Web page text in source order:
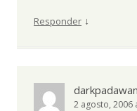
Responder ↓
darkpadawan
2 agosto, 2006